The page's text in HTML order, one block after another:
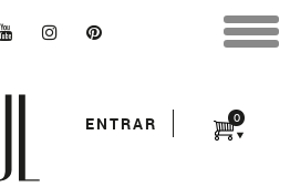
0
ENTRAR
seu e-mail: